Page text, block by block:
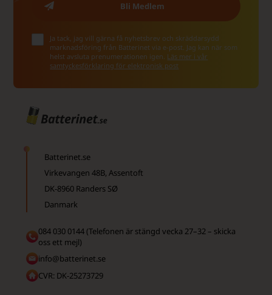
Ja tack, jag vill gärna få nyhetsbrev och skräddarsydd
marknadsföring från Batterinet via e-post. Jag kan när som
helst avsluta prenumerationen igen. Läs mer i vår
samtyckesförklaring för elektronisk post
Batterinet.se
Virkevangen 48B, Assentoft
DK-8960 Randers SØ
Danmark
084 030 0144 (Telefonen är stängd vecka 27–32 – skicka
oss ett mejl)
info@batterinet.se
CVR: DK-25273729